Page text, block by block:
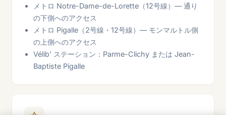
メトロ Notre-Dame-de-Lorette（12号線）— 通り
の下側へのアクセス
メトロ Pigalle（2号線・12号線）— モンマルトル側
の上側へのアクセス
Vélib’ ステーション：Parme-Clichy または Jean-
Baptiste Pigalle